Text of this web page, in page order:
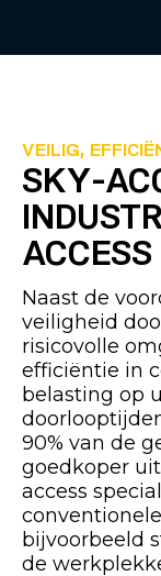
VEILIG,
SKY-
ACCESS
Naast de
veiligheid
risicovolle
efficiëntie in
belasting op
90% van de
goedkoper
access
bijvoorbeeld
de